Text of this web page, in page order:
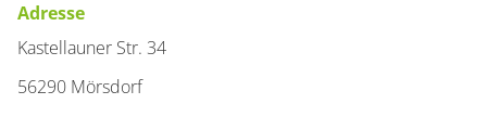
Adresse
Kastellauner Str. 34
56290 Mörsdorf